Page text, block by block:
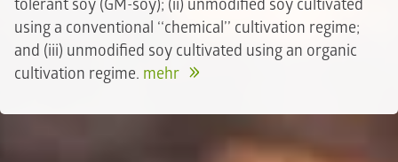
tolerant soy (GM-soy); (ii) unmodified soy cultivated
using a conventional ‘‘chemical’’ cultivation regime;
and (iii) unmodified soy cultivated using an organic
cultivation regime. mehr